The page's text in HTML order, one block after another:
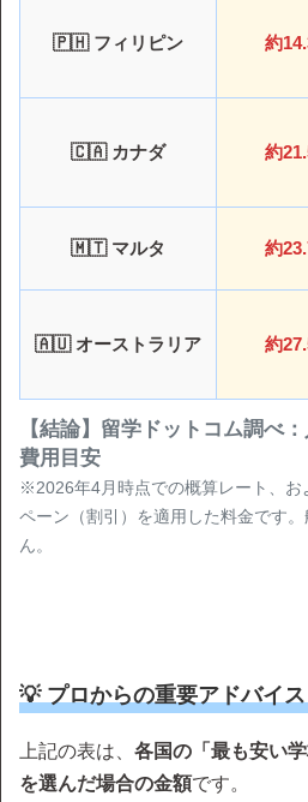
【結論】留学ドットコム調べ
費用目安
※2026年4月時点での概算レート、
ペーン（割引）を適用した料金です
ん。
🇵🇭 フィリピン 約
🇨🇦 カナダ 約
🇲🇹 マルタ 約
🇦🇺 オーストラリア 約
💡 プロからの重要アドバイス
上記の表は、 各国の「最も安い
を選んだ場合の金額です。